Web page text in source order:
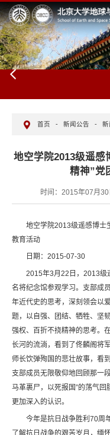
首页 - 新闻公告 - 新
地空学院2013级遥感
精神”党
时间：2015年07月
地空学院2013级遥感博士
教育活动
日期：2015-07-30
2015年3月22日，2013级
名将纪念馆参观学习。支部成
年近代史的思考，深刻领会以
题，以自强、团结、牺牲、坚
强权、百折不挠精神的思考。
长河的流淌，看到了佟麟阁将
师长饮弹殉国的悲壮故事，看
支部成员无限敬仰地回顾那一
马革裹尸，以死报国”的荡气
更加深入的认识。
今年是抗日战争胜利70周
了解抗日战争的艰苦岁月，缅